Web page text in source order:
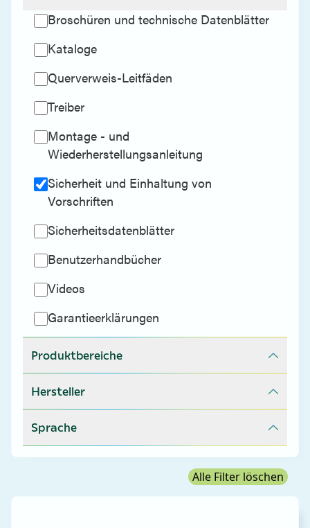
Broschüren und technische Datenblätter
Kataloge
Querverweis-Leitfäden
Treiber
Montage - und
Wiederherstellungsanleitung
Sicherheit und Einhaltung von
Vorschriften
Sicherheitsdatenblätter
Benutzerhandbücher
Videos
Garantieerklärungen
Produktbereiche
Hersteller
Sprache
Alle Filter löschen